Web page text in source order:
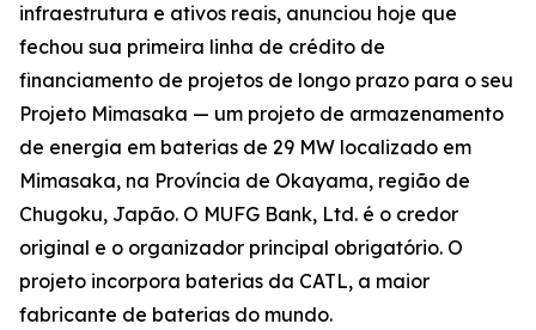
infraestrutura e ativos reais, anunciou hoje que
fechou sua primeira linha de crédito de
financiamento de projetos de longo prazo para o seu
Projeto Mimasaka — um projeto de armazenamento
de energia em baterias de 29 MW localizado em
Mimasaka, na Província de Okayama, região de
Chugoku, Japão. O MUFG Bank, Ltd. é o credor
original e o organizador principal obrigatório. O
projeto incorpora baterias da CATL, a maior
fabricante de baterias do mundo.